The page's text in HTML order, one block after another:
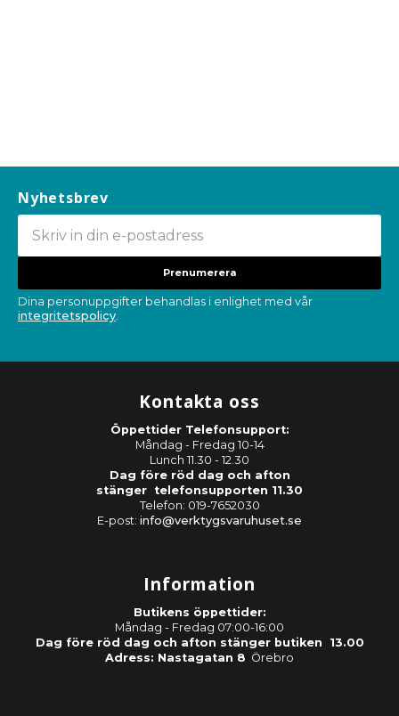
Nyhetsbrev
Prenumerera
Dina personuppgifter behandlas i enlighet med vår
integritetspolicy.
Kontakta oss
Öppettider Telefonsupport:
Måndag - Fredag 10-14
Lunch 11.30 - 12.30
Dag före röd dag och afton
stänger telefonsupporten 11.30
Telefon: 019-7652030
E-post: info@verktygsvaruhuset.se
Information
Butikens öppettider:
Måndag - Fredag 07:00-16:00
Dag före röd dag och afton stänger butiken 13.00
Adress: Nastagatan 8 Örebro